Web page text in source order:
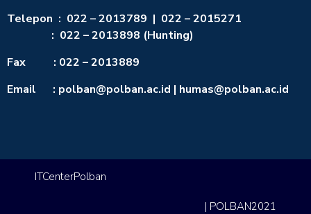
Telepon : 022 – 2013789 | 022 – 2015271
: 022 – 2013898 (Hunting)
Fax : 022 – 2013889
Email : polban@polban.ac.id | humas@polban.ac.id
ITCenterPolban
| POLBAN2021